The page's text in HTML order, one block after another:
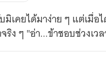
เคยได้มาง่าย ๆ แต่เมื่อ
ง ๆ "อ่า...ข้าชอบช่วงเว